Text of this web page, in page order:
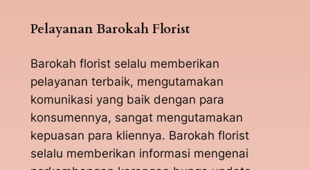
Pelayanan Barokah Florist
Barokah florist selalu memberikan
pelayanan terbaik, mengutamakan
komunikasi yang baik dengan para
konsumennya, sangat mengutamakan
kepuasan para kliennya. Barokah florist
selalu memberikan informasi mengenai